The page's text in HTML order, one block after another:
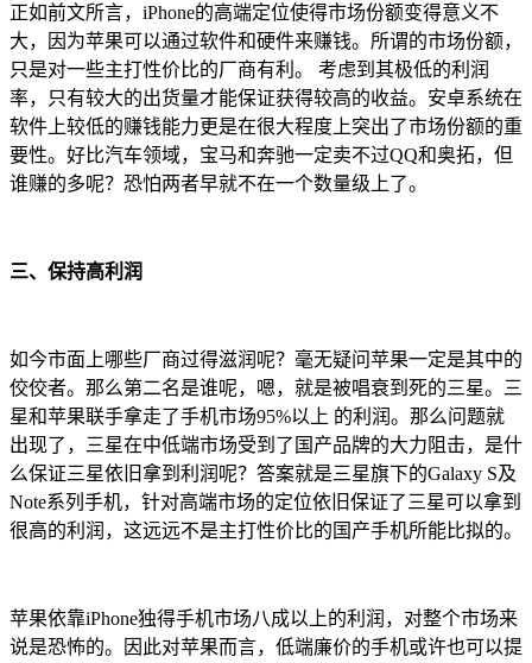
正如前文所言，iPhone的高端定位使得市场份额变得意义不
大，因为苹果可以通过软件和硬件来赚钱。所谓的市场份额，
只是对一些主打性价比的厂商有利。 考虑到其极低的利润
率，只有较大的出货量才能保证获得较高的收益。安卓系统在
软件上较低的赚钱能力更是在很大程度上突出了市场份额的重
要性。好比汽车领域，宝马和奔驰一定卖不过QQ和奥拓，但
谁赚的多呢？恐怕两者早就不在一个数量级上了。
三、保持高利润
如今市面上哪些厂商过得滋润呢？毫无疑问苹果一定是其中的
佼佼者。那么第二名是谁呢，嗯，就是被唱衰到死的三星。三
星和苹果联手拿走了手机市场95%以上 的利润。那么问题就
出现了，三星在中低端市场受到了国产品牌的大力阻击，是什
么保证三星依旧拿到利润呢？答案就是三星旗下的Galaxy S及
Note系列手机，针对高端市场的定位依旧保证了三星可以拿到
很高的利润，这远远不是主打性价比的国产手机所能比拟的。
苹果依靠iPhone独得手机市场八成以上的利润，对整个市场来
说是恐怖的。因此对苹果而言，低端廉价的手机或许也可以提